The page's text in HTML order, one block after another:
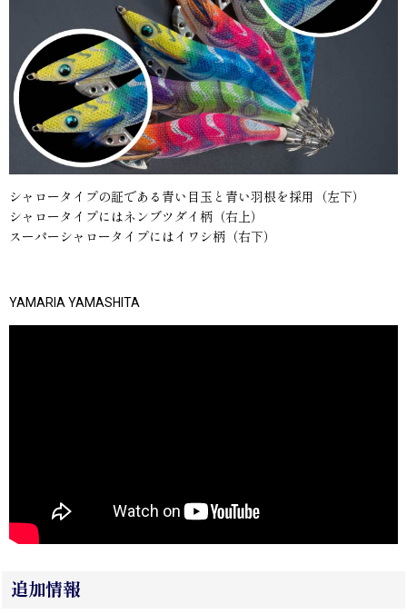
シャロータイプの証である青い目玉と青い羽根を採用（左下）
シャロータイプにはネンブツダイ柄（右上）
スーパーシャロータイプにはイワシ柄（右下）
YAMARIA YAMASHITA
追加情報